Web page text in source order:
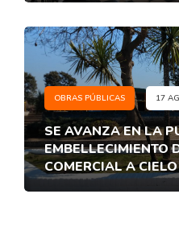
OBRAS PÚBLICAS 17
SE AVANZA EN LA
EMBELLECIMIENTO
COMERCIAL A